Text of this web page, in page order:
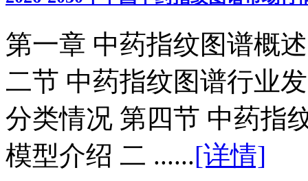
第一章 中药指纹图谱概
二节 中药指纹图谱行业
分类情况 第四节 中药指
模型介绍 二 ......[详情]